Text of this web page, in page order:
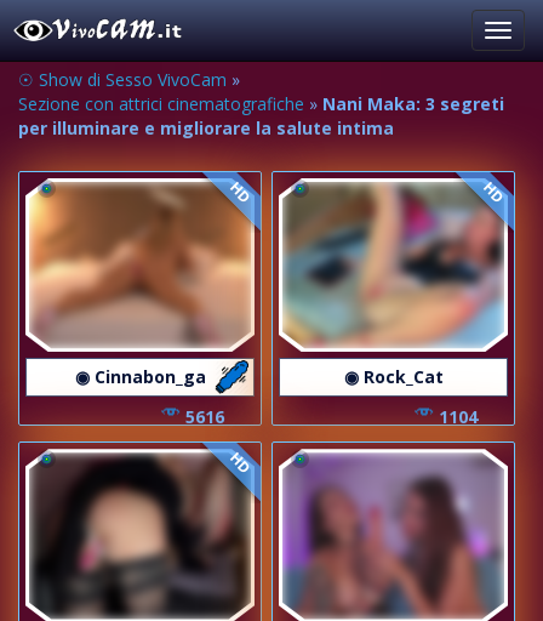
☉ Show di Sesso VivoCam »
Sezione con attrici cinematografiche » Nani Maka: 3 segreti
per illuminare e migliorare la salute intima
HD
◉ Cinnabon_ga
5616
HD
◉ Rock_Cat
1104
HD